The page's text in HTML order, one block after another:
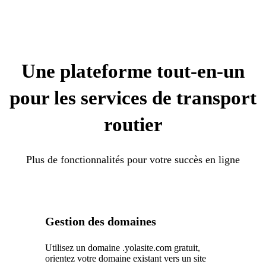
Une plateforme tout-en-un
pour les services de transport
routier
Plus de fonctionnalités pour votre succès en ligne
Gestion des domaines
Utilisez un domaine .yolasite.com gratuit,
orientez votre domaine existant vers un site